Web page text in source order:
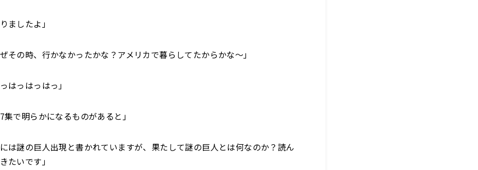
ましたよ」
その時、行かなかったかな？アメリカで暮らしてたからかな～」
はっはっはっ」
集で明らかになるものがあると」
は謎の巨人出現と書かれていますが、果たして謎の巨人とは何なのか？読ん
たいです」